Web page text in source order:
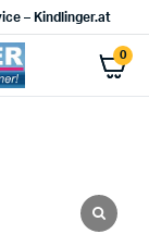
– Kindlinger.at
0